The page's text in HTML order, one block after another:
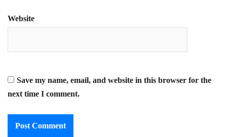
Website
Save my name, email, and website in this browser for the
next time I comment.